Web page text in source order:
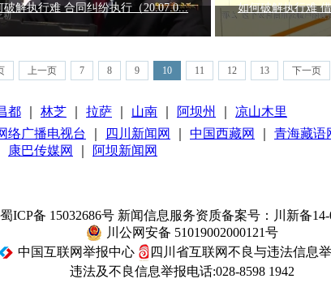
破解执行难 合同纠纷执行（20.07.0... 如何破解执行难
上一页 7 8 9 10 11 12 13 下一页
都 林芝 拉萨 山南 阿坝州
凉山木里
络广播电视台
四川新闻网 中国西藏网 青海藏语
康巴传媒网 阿坝新闻网
蜀ICP备 15032686号新闻信息服务资质备案号：川新备14-
川公网安备 51019002000121号
中国互联网举报中心
四川省互联网不良与违法信息
违法及不良信息举报电话:028-8598 1942